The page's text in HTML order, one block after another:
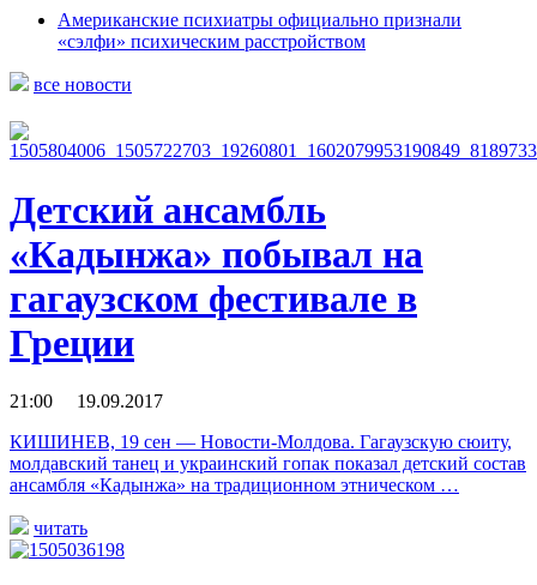
Американские психиатры официально признали
«сэлфи» психическим расстройством
все новости
Детский ансамбль
«Кадынжа» побывал на
гагаузском фестивале в
Греции
21:00 19.09.2017
КИШИНЕВ, 19 сен — Новости-Молдова. Гагаузскую сюиту,
молдавский танец и украинский гопак показал детский состав
ансамбля «Кадынжа» на традиционном этническом …
читать